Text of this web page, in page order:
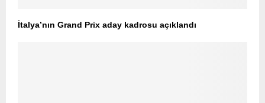
İtalya’nın Grand Prix aday kadrosu açıklandı